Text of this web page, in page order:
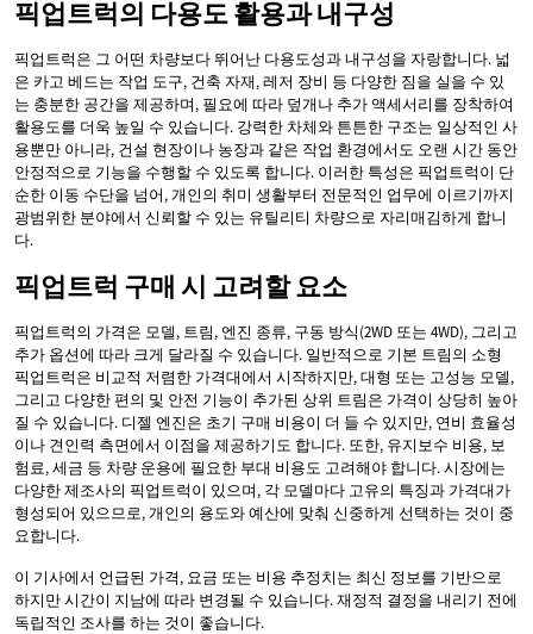
픽업트럭의 다용도 활용과 내구성
픽업트럭은 그 어떤 차량보다 뛰어난 다용도성과 내구성을 자랑합니다. 넓
은 카고 베드는 작업 도구, 건축 자재, 레저 장비 등 다양한 짐을 실을 수 있
는 충분한 공간을 제공하며, 필요에 따라 덮개나 추가 액세서리를 장착하여
활용도를 더욱 높일 수 있습니다. 강력한 차체와 튼튼한 구조는 일상적인 사
용뿐만 아니라, 건설 현장이나 농장과 같은 작업 환경에서도 오랜 시간 동안
안정적으로 기능을 수행할 수 있도록 합니다. 이러한 특성은 픽업트럭이 단
순한 이동 수단을 넘어, 개인의 취미 생활부터 전문적인 업무에 이르기까지
광범위한 분야에서 신뢰할 수 있는 유틸리티 차량으로 자리매김하게 합니
다.
픽업트럭 구매 시 고려할 요소
픽업트럭의 가격은 모델, 트림, 엔진 종류, 구동 방식(2WD 또는 4WD), 그리고
추가 옵션에 따라 크게 달라질 수 있습니다. 일반적으로 기본 트림의 소형
픽업트럭은 비교적 저렴한 가격대에서 시작하지만, 대형 또는 고성능 모델,
그리고 다양한 편의 및 안전 기능이 추가된 상위 트림은 가격이 상당히 높아
질 수 있습니다. 디젤 엔진은 초기 구매 비용이 더 들 수 있지만, 연비 효율성
이나 견인력 측면에서 이점을 제공하기도 합니다. 또한, 유지보수 비용, 보
험료, 세금 등 차량 운용에 필요한 부대 비용도 고려해야 합니다. 시장에는
다양한 제조사의 픽업트럭이 있으며, 각 모델마다 고유의 특징과 가격대가
형성되어 있으므로, 개인의 용도와 예산에 맞춰 신중하게 선택하는 것이 중
요합니다.
이 기사에서 언급된 가격, 요금 또는 비용 추정치는 최신 정보를 기반으로
하지만 시간이 지남에 따라 변경될 수 있습니다. 재정적 결정을 내리기 전에
독립적인 조사를 하는 것이 좋습니다.